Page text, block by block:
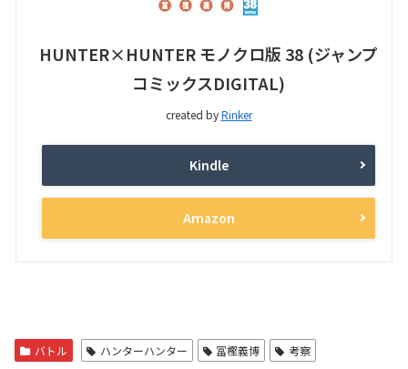
HUNTER×HUNTER モノクロ版 38 (ジャンプ
コミックスDIGITAL)
created byRinker
Kindle
Amazon
バトル ハンターハンター 冨樫義博 考察